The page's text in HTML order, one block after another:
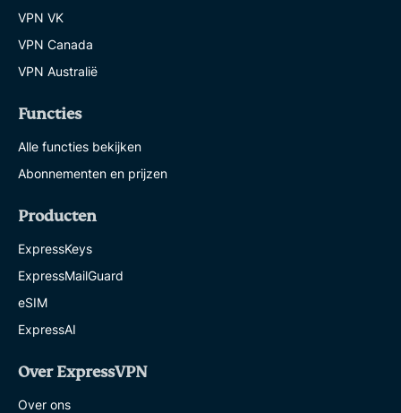
VPN VK
VPN Canada
VPN Australië
Functies
Alle functies bekijken
Abonnementen en prijzen
Producten
ExpressKeys
ExpressMailGuard
eSIM
ExpressAI
Over ExpressVPN
Over ons